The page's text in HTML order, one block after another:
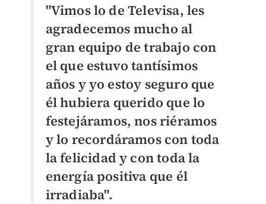
"Vimos lo de Televisa, les
agradecemos mucho al
gran equipo de trabajo con
el que estuvo tantísimos
años y yo estoy seguro que
él hubiera querido que lo
festejáramos, nos riéramos
y lo recordáramos con toda
la felicidad y con toda la
energía positiva que él
irradiaba".